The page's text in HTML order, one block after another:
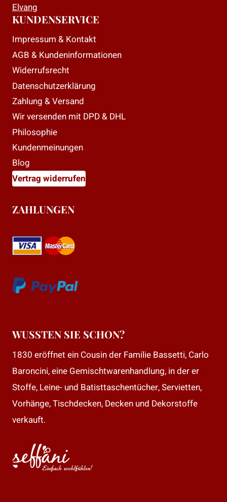
Elvang
KUNDENSERVICE
Impressum & Kontakt
AGB & Kundeninformationen
Widerrufsrecht
Datenschutzerklärung
Zahlung & Versand
Wir versenden mit DPD & DHL
Philosophie
Kundenmeinungen
Blog
Vertrag widerrufen
ZAHLUNGEN
WUSSTEN SIE SCHON?
1830 eröffnet ein Cousin der Familie Bassetti, Carlo
Baroncini, eine Gemischtwarenhandlung, in der er
Stoffe, Leine- und Batisttaschentücher, Servietten,
Vorhänge, Tischdecken, Decken und Dekorstoffe
verkauft.